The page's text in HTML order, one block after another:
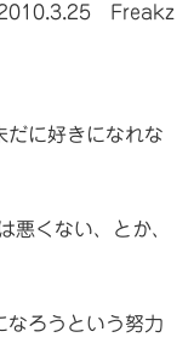
Freakz
だに好きになれな
悪くない、とか、
ろうという努力